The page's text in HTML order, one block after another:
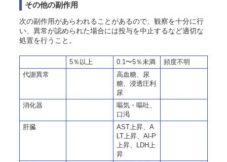
その他の副作用
次の副作用があらわれることがあるので、観察を十分に行
い、異常が認められた場合には投与を中止するなど適切な
処置を行うこと。
5％以上 0.1〜5％未満
頻度不明
代謝異常
高血糖、尿
糖、浸透圧利
尿
消化器
嘔気・嘔吐、
口渇
肝臓
AST上昇、A
LT上昇、Al-P
上昇、LDH上
昇